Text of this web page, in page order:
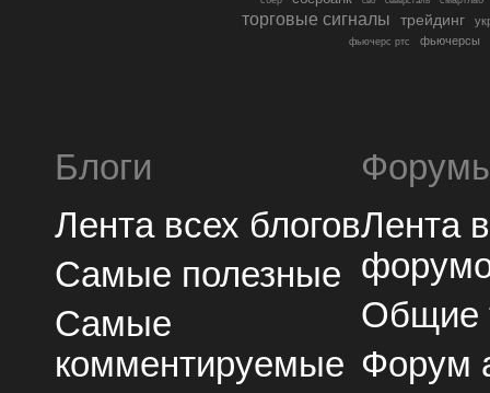
торговые сигналы трейдинг
фьючерс ртс фьючерсы
Блоги
Лента всех блогов
Самые полезные
Самые
комментируемые
Лента
Общие
Форум